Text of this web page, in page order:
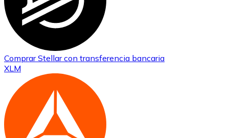
ComprarStellarcon transferencia bancaria
XLM